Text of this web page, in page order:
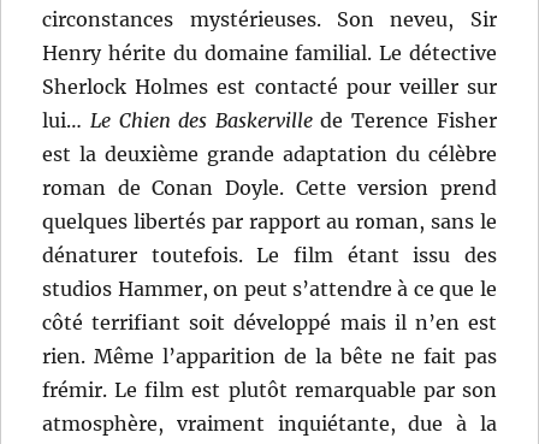
circonstances mystérieuses. Son neveu, Sir
Henry hérite du domaine familial. Le détective
Sherlock Holmes est contacté pour veiller sur
lui… Le Chien des Baskervillede Terence Fisher
est la deuxième grande adaptation du célèbre
roman de Conan Doyle. Cette version prend
quelques libertés par rapport au roman, sans le
dénaturer toutefois. Le film étant issu des
studios Hammer, on peut s’attendre à ce que le
côté terrifiant soit développé mais il n’en est
rien. Même l’apparition de la bête ne fait pas
frémir. Le film est plutôt remarquable par son
atmosphère, vraiment inquiétante, due à la